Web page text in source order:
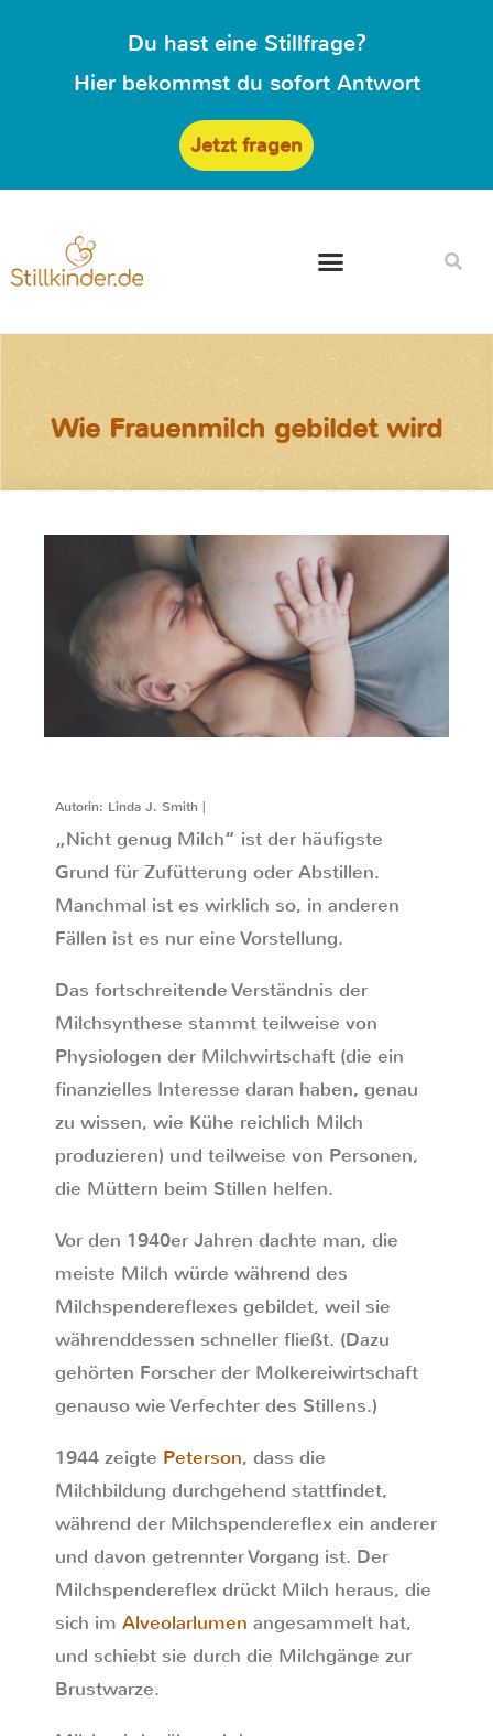
Du hast eine Stillfrage?
Hier bekommst du sofort Antwort
Jetzt fragen
Wie Frauenmilch gebildet wird
Autorin: Linda J. Smith |
„Nicht genug Milch“ ist der häufigste
Grund für Zufütterung oder Abstillen.
Manchmal ist es wirklich so, in anderen
Fällen ist es nur eine Vorstellung.
Das fortschreitende Verständnis der
Milchsynthese stammt teilweise von
Physiologen der Milchwirtschaft (die ein
finanzielles Interesse daran haben, genau
zu wissen, wie Kühe reichlich Milch
produzieren) und teilweise von Personen,
die Müttern beim Stillen helfen.
Vor den 1940er Jahren dachte man, die
meiste Milch würde während des
Milchspendereflexes gebildet, weil sie
währenddessen schneller fließt. (Dazu
gehörten Forscher der Molkereiwirtschaft
genauso wie Verfechter des Stillens.)
1944 zeigte Peterson, dass die
Milchbildung durchgehend stattfindet,
während der Milchspendereflex ein anderer
und davon getrennter Vorgang ist. Der
Milchspendereflex drückt Milch heraus, die
sich im Alveolarlumen angesammelt hat,
und schiebt sie durch die Milchgänge zur
Brustwarze.